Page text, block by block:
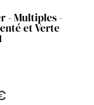
- Multiples -
et Verte